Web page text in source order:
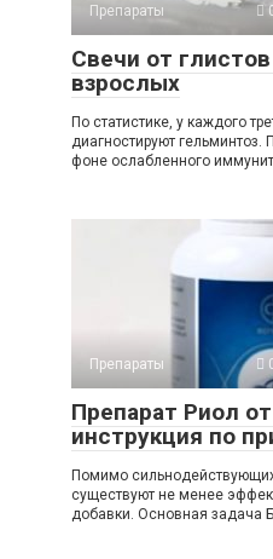
Препараты
Свечи от
взрослых
По статистике, у каждого
диагностируют гельминтоз.
фоне ослабленного
Препараты
Препарат Риол
инструкция по
Помимо сильнодействующих
существуют не менее
добавки. Основная задача